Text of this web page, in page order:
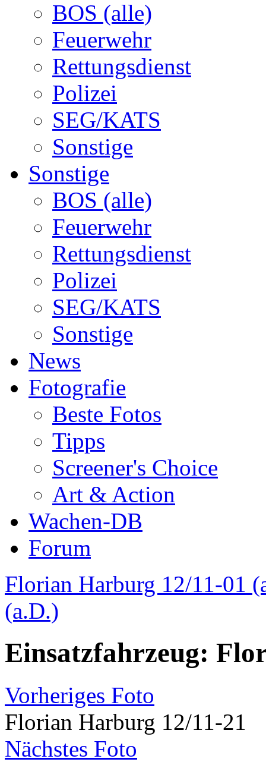
BOS (alle)
Feuerwehr
Rettungsdienst
Polizei
SEG/KATS
Sonstige
Sonstige
BOS (alle)
Feuerwehr
Rettungsdienst
Polizei
SEG/KATS
Sonstige
News
Fotografie
Beste Fotos
Tipps
Screener's Choice
Art & Action
Wachen-DB
Forum
Florian Harburg 12/11-01
(a.D.)
Einsatzfahrzeug:
Vorheriges Foto
Florian Harburg 12/11-21
Nächstes Foto